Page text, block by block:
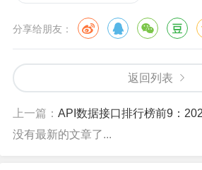
分享给朋友：
返回列表
上一篇： API数据接口排行榜前9：2025年最受
没有最新的文章了...